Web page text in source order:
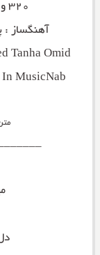
۳۲۰ و ۱۲۸ + متن آهنگ از
آهنگساز :
Tanha Omid
MusicNab
├_________